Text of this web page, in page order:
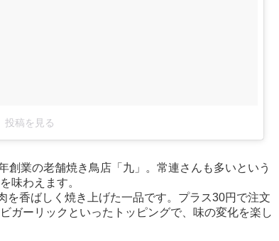
投稿を見る
創業の老舗焼き鳥店「九」。常連さんも多いという
味わえます。
を香ばしく焼き上げた一品です。プラス30円で注文
ガーリックといったトッピングで、味の変化を楽し